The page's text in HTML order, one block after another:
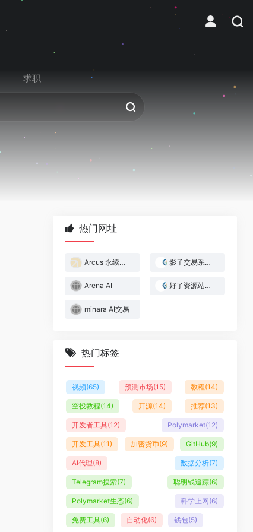
求职
热门网址
Arcus 永续合约交易所 影子交易系统 — 跟着做市商赚钱
Arena AI 好了资源站｜Web3与AI实战资源库
minara AI交易
热门标签
视频(65) 预测市场(15) 教程(14)
空投教程(14) 开源(14) 推荐(13)
开发者工具(12) Polymarket(12)
开发工具(11) 加密货币(9) GitHub(9)
AI代理(8) 数据分析(7)
Telegram搜索(7) 聪明钱追踪(6)
Polymarket生态(6) 科学上网(6)
免费工具(6) 自动化(6) 钱包(5)